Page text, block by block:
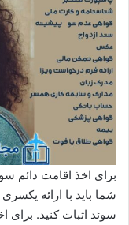
برای اخذ اقامت دائم
شما باید با ارائه
سوئد اثبات کنید. برای